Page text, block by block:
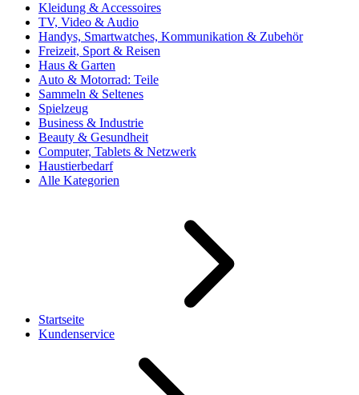
Kleidung & Accessoires
TV, Video & Audio
Handys, Smartwatches, Kommunikation & Zubehör
Freizeit, Sport & Reisen
Haus & Garten
Auto & Motorrad: Teile
Sammeln & Seltenes
Spielzeug
Business & Industrie
Beauty & Gesundheit
Computer, Tablets & Netzwerk
Haustierbedarf
Alle Kategorien
Startseite
Kundenservice